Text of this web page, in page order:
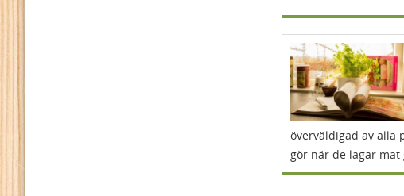
överväldigad av alla
gör när de lagar